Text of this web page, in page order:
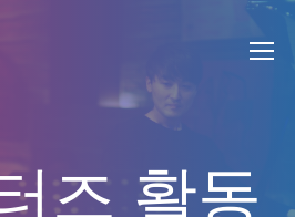
즈 활동